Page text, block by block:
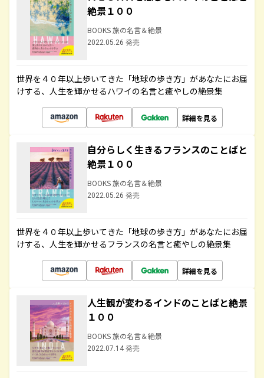
絶景１００
BOOKS 旅の名言＆絶景
2022.05.26 発売
世界を４０年以上歩いてきた「地球の歩き方」があなたにお届
けする、人生を輝かせるハワイの名言と癒やしの絶景集
詳細を見る
自分らしく生きるフランスのことばと
絶景１００
BOOKS 旅の名言＆絶景
2022.05.26 発売
世界を４０年以上歩いてきた「地球の歩き方」があなたにお届
けする、人生を輝かせるフランスの名言と癒やしの絶景集
詳細を見る
人生観が変わるインドのことばと絶景
１００
BOOKS 旅の名言＆絶景
2022.07.14 発売